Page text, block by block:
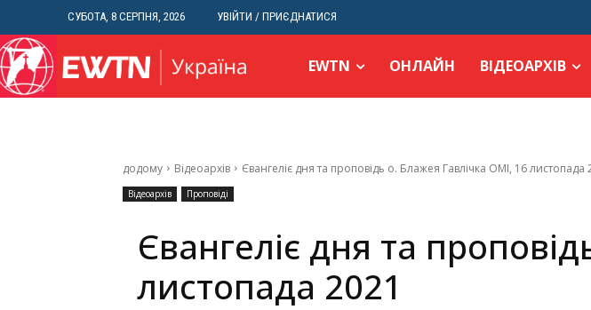
СУБОТА, 8 СЕРПНЯ, 2026 УВІЙТИ / ПРИЄДНАТИСЯ
EWTN ОНЛАЙН ВІДЕОАРХІВ
додому Відеоархів Євангеліє дня та проповідь о. Блажея Гавлічка ОМІ, 16 листопада
Відеоархів Проповіді
Євангеліє дня та
листопада 2021